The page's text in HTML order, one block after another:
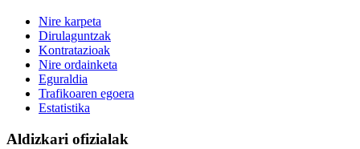
Nire karpeta
Dirulaguntzak
Kontratazioak
Nire ordainketa
Eguraldia
Trafikoaren egoera
Estatistika
Aldizkari ofizialak